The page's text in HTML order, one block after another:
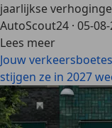
jaarlijkse
AutoScout24 · 05-
Lees meer
Jouw
stijgen ze in 2027